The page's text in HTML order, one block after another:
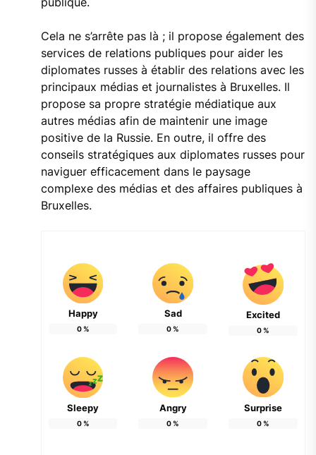
Cela ne s’arrête pas là ; il propose également des
services de relations publiques pour aider les
diplomates russes à établir des relations avec les
principaux médias et journalistes à Bruxelles. Il
propose sa propre stratégie médiatique aux
autres médias afin de maintenir une image
positive de la Russie. En outre, il offre des
conseils stratégiques aux diplomates russes pour
naviguer efficacement dans le paysage
complexe des médias et des affaires publiques à
Bruxelles.
Happy
0%
Sad
0%
Excited
0%
Sleepy
0%
Angry
0%
Surprise
0%